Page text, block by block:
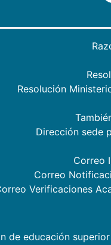
Resolución
Dirección sede
Correo
Correo
Verificaciones
de educación